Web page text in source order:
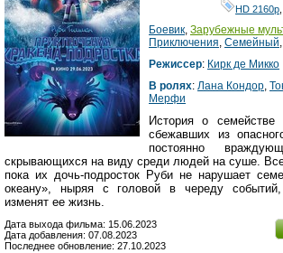
HD 2160р
Боевик, Зарубежные
Приключения, Семейный,
Режиссер: Кирк де Микко
В ролях: Лана Кондор,
Мерфи
История о семействе
сбежавших из
постоянно
скрывающихся на виду среди людей на суше.
пока их дочь-подросток Руби не нарушает
океану», ныряя с головой в череду событий,
изменят ее жизнь.
Дата выхода фильма: 15.06.2023
Дата добавления: 07.08.2023
Последнее обновление: 27.10.2023